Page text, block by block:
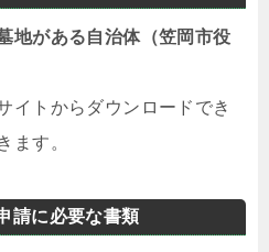
地がある自治体（笠岡市役
イトからダウンロードでき
ます。
請に必要な書類